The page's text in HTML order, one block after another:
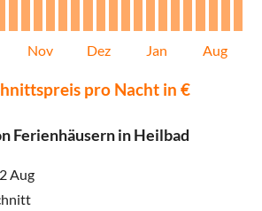
Nov Dez Jan Aug
pro Nacht in €
Ferienhäusern in Heilbad
Aug